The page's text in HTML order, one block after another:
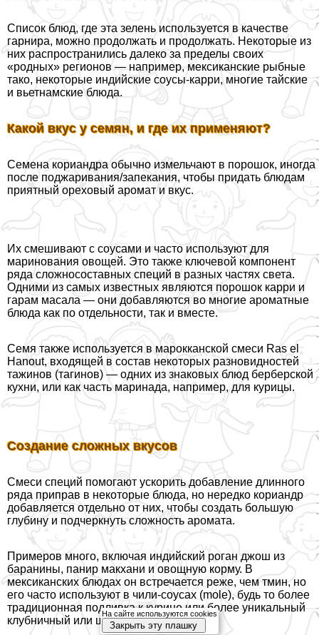
Список блюд, где эта зелень используется в качестве
гарнира, можно продолжать и продолжать. Некоторые из
них распространились далеко за пределы своих
«родных» регионов — например, мексиканские рыбные
тако, некоторые индийские соусы-карри, многие тайские
и вьетнамские блюда.
Какой вкус у семян, и где их применяют?
Семена кориандра обычно измельчают в порошок, иногда
после поджаривания/запекания, чтобы придать блюдам
приятный ореховый аромат и вкус.
Их смешивают с соусами и часто используют для
маринования овощей. Это также ключевой компонент
ряда сложносоставных специй в разных частях света.
Одними из самых известных являются порошок карри и
гарам масала — они добавляются во многие ароматные
блюда как по отдельности, так и вместе.
Семя также используется в марокканской смеси Ras el
Hanout, входящей в состав некоторых разновидностей
тажинов (тагинов) — одних из знаковых блюд берберской
кухни, или как часть маринада, например, для курицы.
Создание сложных вкусов
Смеси специй помогают ускорить добавление длинного
ряда приправ в некоторые блюда, но нередко кориандр
добавляется отдельно от них, чтобы создать большую
глубину и подчеркнуть сложность аромата.
Примеров много, включая индийский роган джош из
бapaнины, панир макхани и овощную корму. В
мексиканских блюдах он встречается реже, чем тмин, но
его часто используют в чили-соусах (mole), будь то более
традиционная подливка к курице или более уникальный
клубничный или шоколадный моле.
На сайте используются cookies
Закрыть эту плашку